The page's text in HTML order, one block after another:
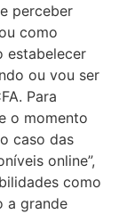
perceber
como
estabelecer
ou vou ser
Para
o momento
caso das
online”,
como
a grande